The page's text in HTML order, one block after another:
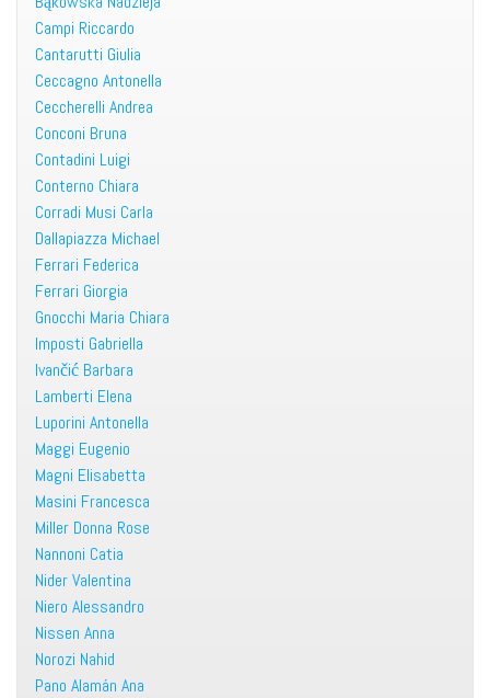
Campi Riccardo
Cantarutti Giulia
Ceccagno Antonella
Ceccherelli Andrea
Conconi Bruna
Contadini Luigi
Conterno Chiara
Corradi Musi Carla
Dallapiazza Michael
Ferrari Federica
Ferrari Giorgia
Gnocchi Maria Chiara
Imposti Gabriella
Ivančić Barbara
Lamberti Elena
Luporini Antonella
Maggi Eugenio
Magni Elisabetta
Masini Francesca
Miller Donna Rose
Nannoni Catia
Nider Valentina
Niero Alessandro
Nissen Anna
Norozi Nahid
Pano Alamán Ana